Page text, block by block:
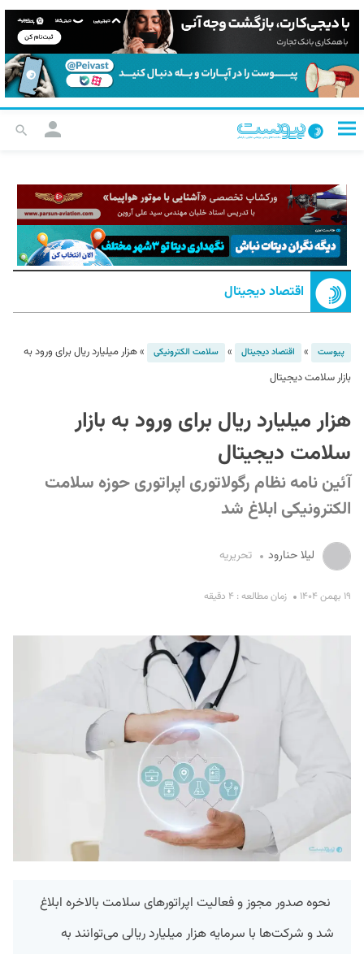
اقتصاد دیجیتال
پیوست » اقتصاد دیجیتال » سلامت الکترونیکی »هزار میلیارد ریال برای ورود به
بازار سلامت دیجیتال
هزار میلیارد ریال برای ورود به بازار
سلامت دیجیتال
آئین نامه نظام رگولاتوری اپراتوری حوزه سلامت
الکترونیکی ابلاغ شد
لیلا حنارود تحریریه
۱۹ بهمن ۱۴۰۴ زمان مطالعه : ۴ دقیقه
نحوه صدور مجوز و فعالیت اپراتورهای سلامت بالاخره ابلاغ
شد و شرکت‌ها با سرمایه هزار میلیارد ریالی می‌توانند به